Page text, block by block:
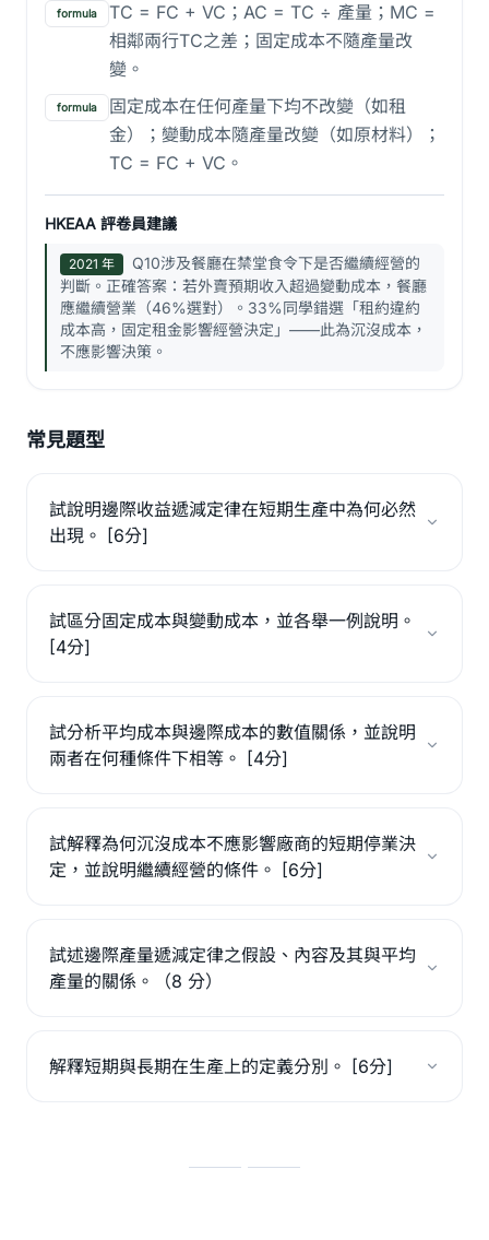
formula
TC = FC + VC；AC = TC ÷ 產量；MC =
相鄰兩行TC之差；固定成本不隨產量改
變。
formula
固定成本在任何產量下均不改變（如租
金）；變動成本隨產量改變（如原材料）；
TC = FC + VC。
HKEAA 評卷員建議
2021 年
Q10涉及餐廳在禁堂食令下是否繼續經營的
判斷。正確答案：若外賣預期收入超過變動成本，餐廳
應繼續營業（46%選對）。33%同學錯選「租約違約
成本高，固定租金影響經營決定」——此為沉沒成本，
不應影響決策。
常見題型
試說明邊際收益遞減定律在短期生產中為何必然
出現。 [6分]
試區分固定成本與變動成本，並各舉一例說明。
[4分]
試分析平均成本與邊際成本的數值關係，並說明
兩者在何種條件下相等。 [4分]
試解釋為何沉沒成本不應影響廠商的短期停業決
定，並說明繼續經營的條件。 [6分]
試述邊際產量遞減定律之假設、內容及其與平均
產量的關係。（8 分）
解釋短期與長期在生產上的定義分別。 [6分]